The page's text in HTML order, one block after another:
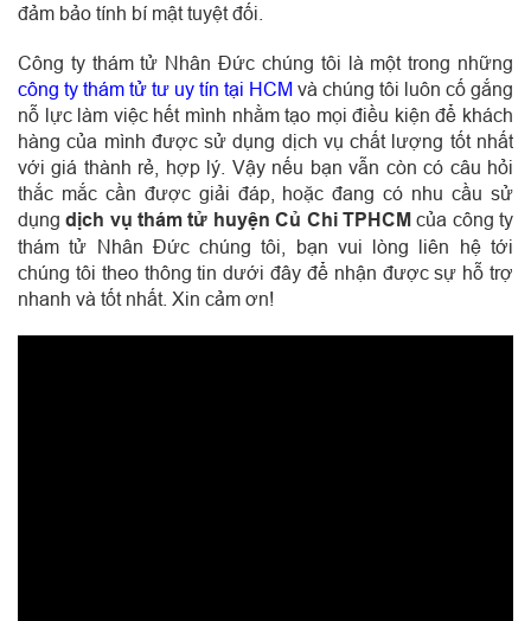
đảm bảo tính bí mật tuyệt đối.
Công ty thám tử Nhân Đức chúng tôi là một trong những
công ty thám tử tư uy tín tại HCM và chúng tôi luôn cố gắng
nỗ lực làm việc hết mình nhằm tạo mọi điều kiện để khách
hàng của mình được sử dụng dịch vụ chất lượng tốt nhất
với giá thành rẻ, hợp lý. Vậy nếu bạn vẫn còn có câu hỏi
thắc mắc cần được giải đáp, hoặc đang có nhu cầu sử
dụngdịch vụ thám tử huyện Củ Chi TPHCMcủa công ty
thám tử Nhân Đức chúng tôi, bạn vui lòng liên hệ tới
chúng tôi theo thông tin dưới đây để nhận được sự hỗ trợ
nhanh và tốt nhất. Xin cảm ơn!